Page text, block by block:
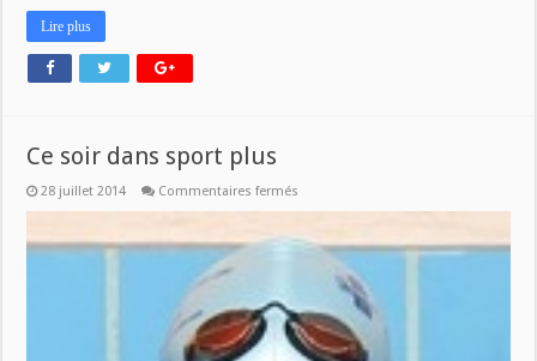
Lire plus
Ce soir dans sport plus
28 juillet 2014 Commentaires fermés
dans
sport